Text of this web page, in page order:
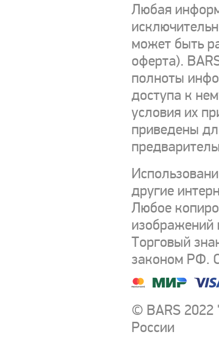
Любая
может быть
оферта).
полноты
доступа к
условия их
приведены
другие
Любое
изображений
Торговый
законом РФ.
© BARS
России